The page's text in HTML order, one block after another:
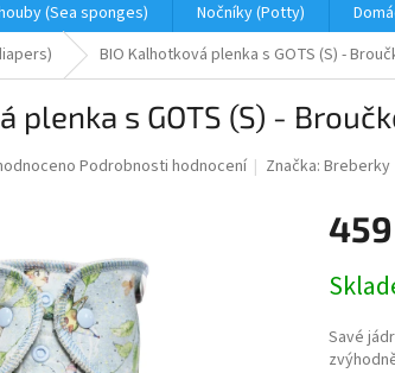
(Sea sponges) Nočníky (Potty)
BIO Kalhotková plenka s GOTS (S) -
plenka s GOTS (S) -
Podrobnosti hodnocení Značka:Breberky
cena:
Savé